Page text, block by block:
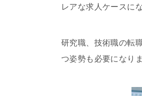
レアな求人ケースに
研究職、技術職の転
つ姿勢も必要になりま